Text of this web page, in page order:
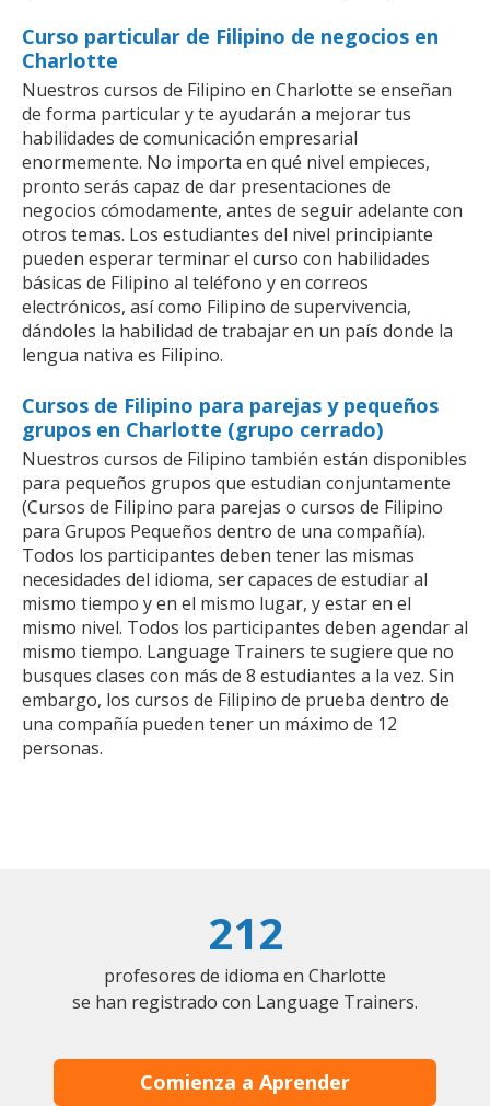
Curso particular de Filipino de negocios en
Charlotte
Nuestros cursos de Filipino en Charlotte se enseñan
de forma particular y te ayudarán a mejorar tus
habilidades de comunicación empresarial
enormemente. No importa en qué nivel empieces,
pronto serás capaz de dar presentaciones de
negocios cómodamente, antes de seguir adelante con
otros temas. Los estudiantes del nivel principiante
pueden esperar terminar el curso con habilidades
básicas de Filipino al teléfono y en correos
electrónicos, así como Filipino de supervivencia,
dándoles la habilidad de trabajar en un país donde la
lengua nativa es Filipino.
Cursos de Filipino para parejas y pequeños
grupos en Charlotte (grupo cerrado)
Nuestros cursos de Filipino también están disponibles
para pequeños grupos que estudian conjuntamente
(Cursos de Filipino para parejas o cursos de Filipino
para Grupos Pequeños dentro de una compañía).
Todos los participantes deben tener las mismas
necesidades del idioma, ser capaces de estudiar al
mismo tiempo y en el mismo lugar, y estar en el
mismo nivel. Todos los participantes deben agendar al
mismo tiempo. Language Trainers te sugiere que no
busques clases con más de 8 estudiantes a la vez. Sin
embargo, los cursos de Filipino de prueba dentro de
una compañía pueden tener un máximo de 12
personas.
212
profesores de idioma en Charlotte
se han registrado con Language Trainers.
Comienza a Aprender